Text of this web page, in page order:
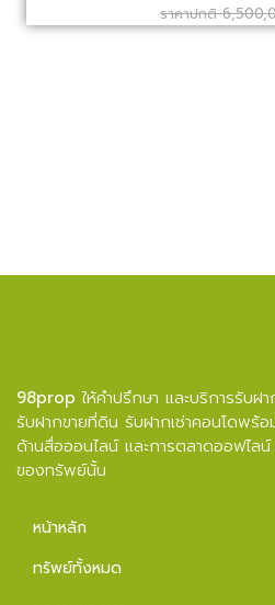
ราคาปกติ
98prop ให้คำปรึกษา และบริการรับฝ
รับฝากขายที่ดิน รับฝากเช่าคอนโดพร้
ด้านสื่อออนไลน์ และการตลาดออฟไลน์
ของทรัพย์นั้น
หน้าหลัก
ทรัพย์ทั้งหมด